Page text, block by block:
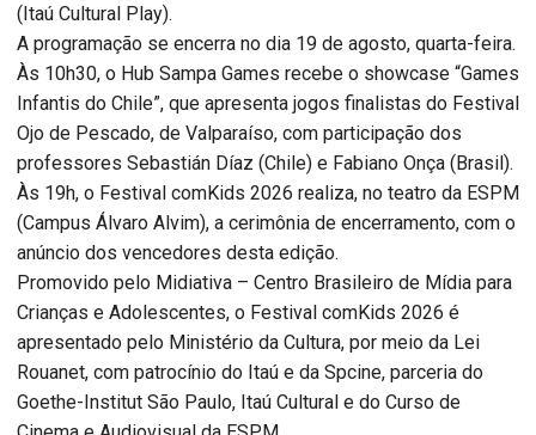
(Itaú Cultural Play).
A programação se encerra no dia 19 de agosto, quarta-feira.
Às 10h30, o Hub Sampa Games recebe o showcase “Games
Infantis do Chile”, que apresenta jogos finalistas do Festival
Ojo de Pescado, de Valparaíso, com participação dos
professores Sebastián Díaz (Chile) e Fabiano Onça (Brasil).
Às 19h, o Festival comKids 2026 realiza, no teatro da ESPM
(Campus Álvaro Alvim), a cerimônia de encerramento, com o
anúncio dos vencedores desta edição.
Promovido pelo Midiativa – Centro Brasileiro de Mídia para
Crianças e Adolescentes, o Festival comKids 2026 é
apresentado pelo Ministério da Cultura, por meio da Lei
Rouanet, com patrocínio do Itaú e da Spcine, parceria do
Goethe-Institut São Paulo, Itaú Cultural e do Curso de